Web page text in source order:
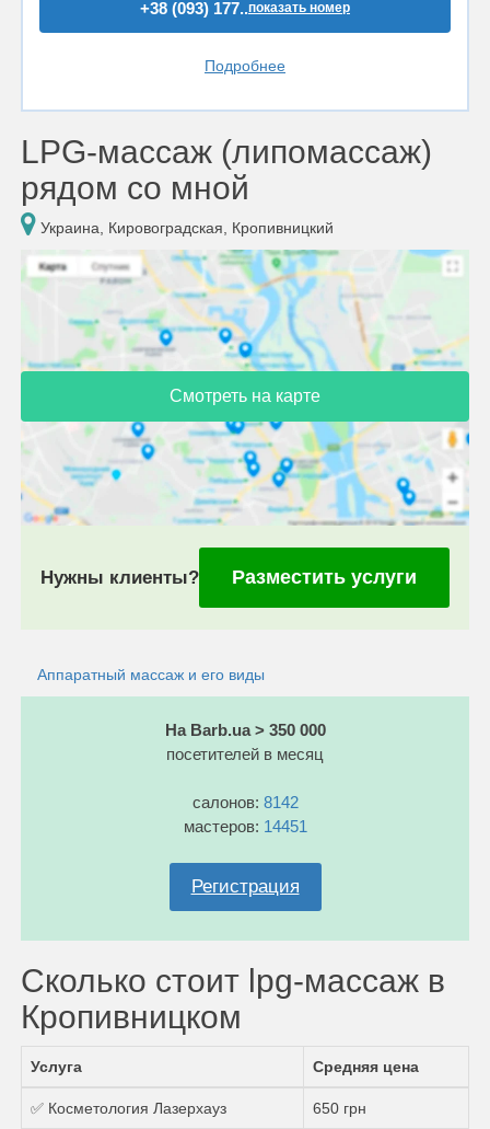
+38 (093) 177..показать номер
Подробнее
LPG-массаж (липомассаж)
рядом со мной
Украина, Кировоградская, Кропивницкий
Смотреть на карте
Нужны клиенты? Разместить услуги
Аппаратный массаж и его виды
На Barb.ua > 350 000
посетителей в месяц
салонов: 8142
мастеров: 14451
Регистрация
Сколько стоит lpg-массаж в
Кропивницком
Услуга Средняя цена
✅ Косметология Лазерхауз 650 грн